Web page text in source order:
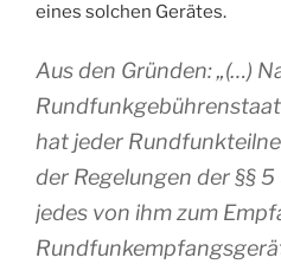
eines solchen Gerätes.
Aus den Gründen: „(…)
hat jeder
der Regelungen der §§
jedes von ihm zum